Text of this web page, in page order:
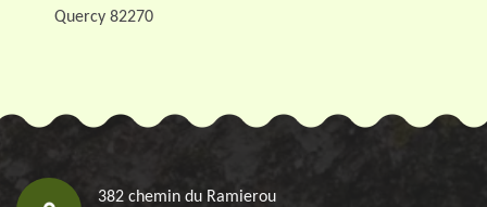
Quercy 82270
382 chemin du Ramierou